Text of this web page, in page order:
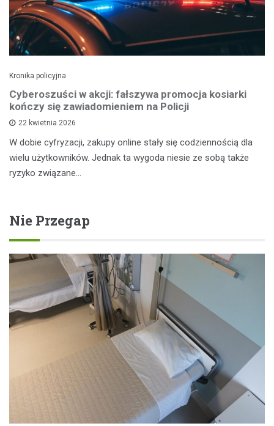
Kronika policyjna
Cyberoszuści w akcji: fałszywa promocja kosiarki
kończy się zawiadomieniem na Policji
22 kwietnia 2026
W dobie cyfryzacji, zakupy online stały się codziennością dla
wielu użytkowników. Jednak ta wygoda niesie ze sobą także
ryzyko związane…
Nie Przegap